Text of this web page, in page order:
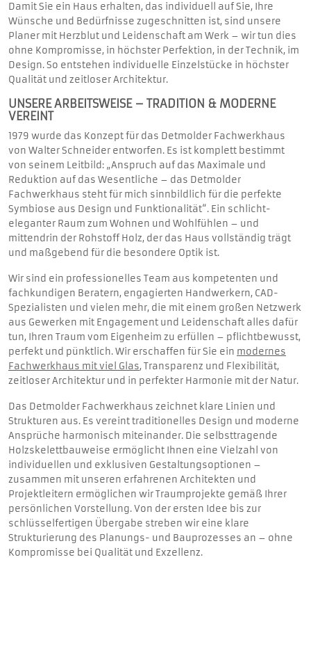
Damit Sie ein Haus erhalten, das individuell auf Sie, Ihre
Wünsche und Bedürfnisse zugeschnitten ist, sind unsere
Planer mit Herzblut und Leidenschaft am Werk – wir tun dies
ohne Kompromisse, in höchster Perfektion, in der Technik, im
Design. So entstehen individuelle Einzelstücke in höchster
Qualität und zeitloser Architektur.
UNSERE ARBEITSWEISE – TRADITION & MODERNE
VEREINT
1979 wurde das Konzept für das Detmolder Fachwerkhaus
von Walter Schneider entworfen. Es ist komplett bestimmt
von seinem Leitbild: „Anspruch auf das Maximale und
Reduktion auf das Wesentliche – das Detmolder
Fachwerkhaus steht für mich sinnbildlich für die perfekte
Symbiose aus Design und Funktionalität“. Ein schlicht-
eleganter Raum zum Wohnen und Wohlfühlen – und
mittendrin der Rohstoff Holz, der das Haus vollständig trägt
und maßgebend für die besondere Optik ist.
Wir sind ein professionelles Team aus kompetenten und
fachkundigen Beratern, engagierten Handwerkern, CAD-
Spezialisten und vielen mehr, die mit einem großen Netzwerk
aus Gewerken mit Engagement und Leidenschaft alles dafür
tun, Ihren Traum vom Eigenheim zu erfüllen – pflichtbewusst,
perfekt und pünktlich. Wir erschaffen für Sie ein modernes
Fachwerkhaus mit viel Glas, Transparenz und Flexibilität,
zeitloser Architektur und in perfekter Harmonie mit der Natur.
Das Detmolder Fachwerkhaus zeichnet klare Linien und
Strukturen aus. Es vereint traditionelles Design und moderne
Ansprüche harmonisch miteinander. Die selbsttragende
Holzskelettbauweise ermöglicht Ihnen eine Vielzahl von
individuellen und exklusiven Gestaltungsoptionen –
zusammen mit unseren erfahrenen Architekten und
Projektleitern ermöglichen wir Traumprojekte gemäß Ihrer
persönlichen Vorstellung. Von der ersten Idee bis zur
schlüsselfertigen Übergabe streben wir eine klare
Strukturierung des Planungs- und Bauprozesses an – ohne
Kompromisse bei Qualität und Exzellenz.